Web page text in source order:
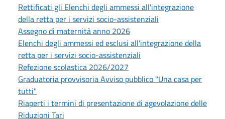
Rettificati gli Elenchi degli ammessi all'integrazione
della retta per i servizi socio-assistenziali
Assegno di maternità anno 2026
Elenchi degli ammessi ed esclusi all'integrazione della
retta per i servizi socio-assistenziali
Refezione scolastica 2026/2027
Graduatoria provvisoria Avviso pubblico "Una casa per
tutti"
Riaperti i termini di presentazione di agevolazione delle
Riduzioni Tari